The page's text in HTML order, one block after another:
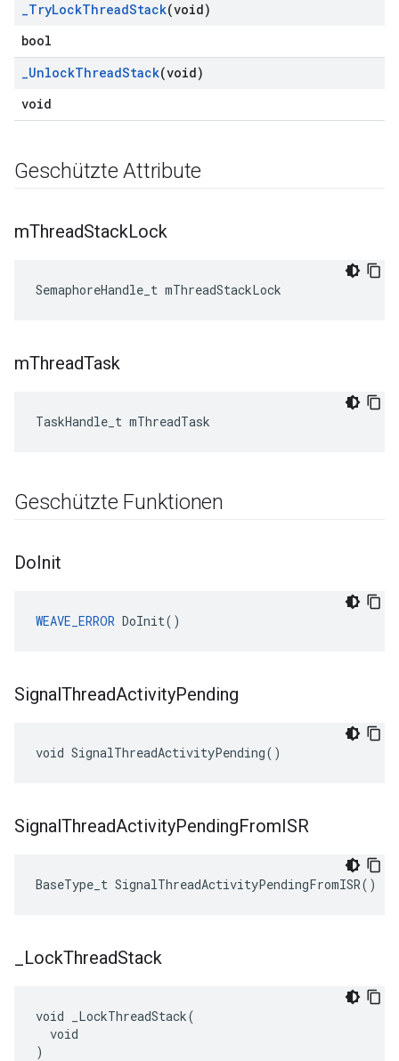
_TryLockThreadStack(void)
bool
_UnlockThreadStack(void)
void
Geschützte Attribute
mThreadStackLock
SemaphoreHandle_t mThreadStackLock
mThreadTask
TaskHandle_t mThreadTask
Geschützte Funktionen
DoInit
WEAVE_ERROR DoInit()
SignalThreadActivityPending
void SignalThreadActivityPending()
SignalThreadActivityPendingFromISR
BaseType_t SignalThreadActivityPendingFromISR()
LockThreadStack
void _LockThreadStack(
  void
)